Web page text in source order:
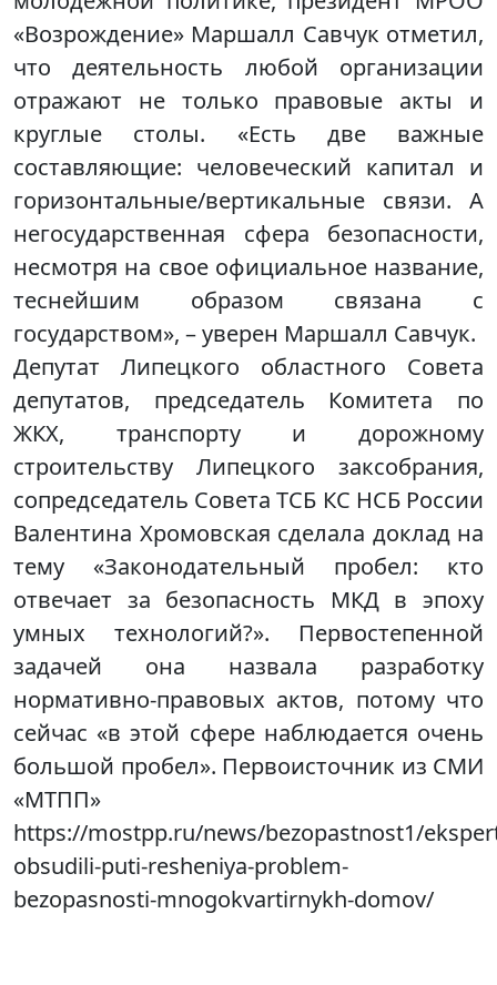
«Возрождение» Маршалл Савчук отметил,
что деятельность любой организации
отражают не только правовые акты и
круглые столы. «Есть две важные
составляющие: человеческий капитал и
горизонтальные/вертикальные связи. А
негосударственная сфера безопасности,
несмотря на свое официальное название,
теснейшим образом связана с
государством», – уверен Маршалл Савчук.
Депутат Липецкого областного Совета
депутатов, председатель Комитета по
ЖКХ, транспорту и дорожному
строительству Липецкого заксобрания,
сопредседатель Совета ТСБ КС НСБ России
Валентина Хромовская сделала доклад на
тему «Законодательный пробел: кто
отвечает за безопасность МКД в эпоху
умных технологий?». Первостепенной
задачей она назвала разработку
нормативно-правовых актов, потому что
сейчас «в этой сфере наблюдается очень
большой пробел». Первоисточник из СМИ
«МТПП»
https://mostpp.ru/news/bezopastnost1/
obsudili-puti-resheniya-problem-
bezopasnosti-mnogokvartirnykh-domov/